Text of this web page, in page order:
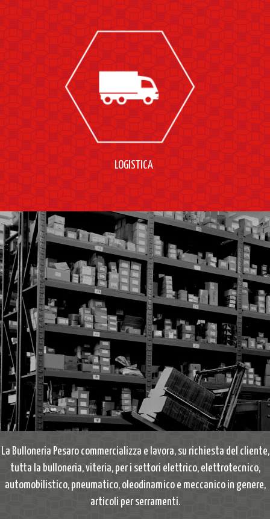
LOGISTICA
La Bulloneria Pesaro commercializza e lavora, su richiesta del cliente,
tutta la bulloneria, viteria, per i settori elettrico, elettrotecnico,
automobilistico, pneumatico, oleodinamico e meccanico in genere,
articoli per serramenti.